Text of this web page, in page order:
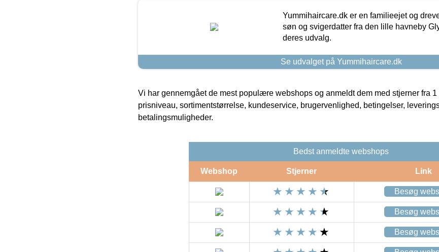
Yummihaircare.dk er en familieejet og
søn og svigerdatter fra den lille havneby
deres udvalg.
Se udvalget på Yummihaircare.dk
Vi har gennemgået de mest populære webshops og anmeldt dem med stjerner fra 1
prisniveau, sortimentstørrelse, kundeservice, brugervenlighed, betingelser,
betalingsmuligheder.
Bedst anmeldte webshops
Webshop Stjerner Link
Besøg
Besøg
Besøg